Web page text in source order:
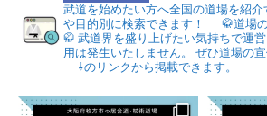
武道を始めたい方へ全国の道場を紹介
や目的別に検索できます！
🥋道場
🥋 武道界を盛り上げたい気持ちで運
用は発生いたしません。
ぜひ道場の
⇩のリンクから掲載できます。